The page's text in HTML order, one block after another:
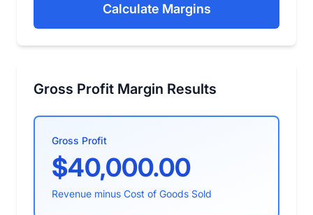
Calculate Margins
Gross Profit Margin Results
Gross Profit
$40,000.00
Revenue minus Cost of Goods Sold